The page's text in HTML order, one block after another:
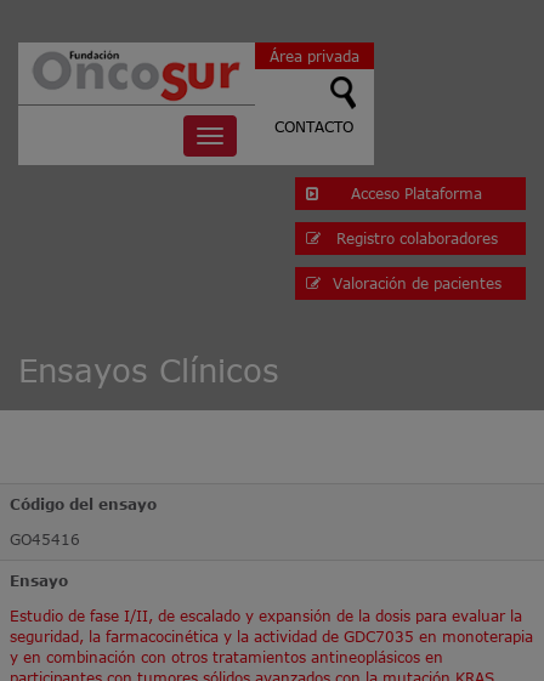
Toggle
navigation
Área privada
CONTACTO
Acceso Plataforma
Registro colaboradores
Valoración de pacientes
Ensayos Clínicos
Código del ensayo
GO45416
Ensayo
Estudio de fase I/II, de escalado y expansión de la dosis para evaluar la
seguridad, la farmacocinética y la actividad de GDC7035 en monoterapia
y en combinación con otros tratamientos antineoplásicos en
participantes con tumores sólidos avanzados con la mutación KRAS